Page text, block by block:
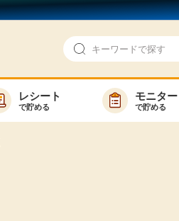
モニター
レシート
で貯める
モニター
で貯める